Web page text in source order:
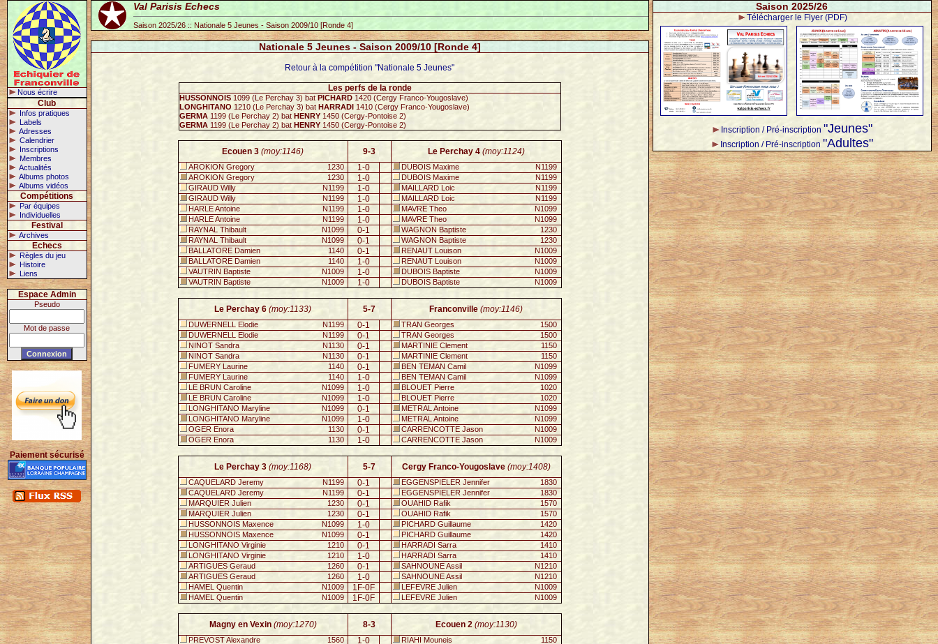
Nous écrire
Club
Infos pratiques
Labels
Adresses
Calendrier
Inscriptions
Membres
Actualités
Albums photos
Albums vidéos
Compétitions
Par équipes
Individuelles
Festival
Archives
Echecs
Règles du jeu
Histoire
Liens
Espace Admin
Pseudo
Mot de passe
Paiement sécurisé
Val Parisis Echecs
Saison 2025/26 :: Nationale 5 Jeunes - Saison 2009/10 [Ronde 4]
Nationale 5 Jeunes - Saison 2009/10 [Ronde 4]
Retour à la compétition "Nationale 5 Jeunes"
Les perfs de la ronde
HUSSONNOIS1099 (Le Perchay 3) bat PICHARD1420 (Cergy Franco-Yougoslave)
LONGHITANO 1210 (Le Perchay 3) bat HARRADI1410 (Cergy Franco-Yougoslave)
GERMA1199 (Le Perchay 2) bat HENRY1450 (Cergy-Pontoise 2)
GERMA1199 (Le Perchay 2) bat HENRY1450 (Cergy-Pontoise 2)
Ecouen 3 (moy:1146) 9-3 Le Perchay 4 (moy:1124)
AROKION Gregory 1230 1-0 DUBOIS Maxime
N1199
AROKION Gregory
1230 1-0 DUBOIS Maxime
N1199
GIRAUD Willy
N1199 1-0 MAILLARD Loic
N1199
GIRAUD Willy
N1199 1-0 MAILLARD Loic
N1199
HARLE Antoine
N1199 1-0 MAVRE Theo
N1099
HARLE Antoine
N1199 1-0 MAVRE Theo
N1099
RAYNAL Thibault
N1099 0-1 WAGNON Baptiste
1230
RAYNAL Thibault
N1099 0-1 WAGNON Baptiste
1230
BALLATORE Damien
1140 0-1 RENAUT Louison
N1009
BALLATORE Damien
1140 1-0 RENAUT Louison
N1009
VAUTRIN Baptiste
N1009 1-0 DUBOIS Baptiste
N1009
VAUTRIN Baptiste
N1009 1-0 DUBOIS Baptiste N1009
Le Perchay 6 (moy:1133) 5-7 Franconville (moy:1146)
DUWERNELL Elodie N1199 0-1 TRAN Georges
1500
DUWERNELL Elodie
N1199 0-1 TRAN Georges
1500
NINOT Sandra
N1130 0-1 MARTINIE Clement
1150
NINOT Sandra
N1130 0-1 MARTINIE Clement
1150
FUMERY Laurine
1140 0-1 BEN TEMAN Camil
N1099
FUMERY Laurine
1140 1-0 BEN TEMAN Camil
N1099
LE BRUN Caroline
N1099 1-0 BLOUET Pierre
1020
LE BRUN Caroline
N1099 1-0 BLOUET Pierre
1020
LONGHITANO Maryline
N1099 0-1 METRAL Antoine
N1099
LONGHITANO Maryline
N1099 1-0 METRAL Antoine
N1099
OGER Enora
1130 0-1 CARRENCOTTE Jason
N1009
OGER Enora
1130 1-0 CARRENCOTTE Jason N1009
Le Perchay 3 (moy:1168) 5-7 Cergy Franco-Yougoslave (moy:1408)
CAQUELARD Jeremy N1199 0-1 EGGENSPIELER Jennifer
1830
CAQUELARD Jeremy
N1199 0-1 EGGENSPIELER Jennifer
1830
MARQUIER Julien
1230 0-1 OUAHID Rafik
1570
MARQUIER Julien
1230 0-1 OUAHID Rafik
1570
HUSSONNOIS Maxence
N1099 1-0 PICHARD Guillaume
1420
HUSSONNOIS Maxence
N1099 0-1 PICHARD Guillaume
1420
LONGHITANO Virginie
1210 0-1 HARRADI Sarra
1410
LONGHITANO Virginie
1210 1-0 HARRADI Sarra
1410
ARTIGUES Geraud
1260 0-1 SAHNOUNE Assil
N1210
ARTIGUES Geraud
1260 1-0 SAHNOUNE Assil
N1210
HAMEL Quentin
N1009 1F-0F LEFEVRE Julien
N1009
HAMEL Quentin
N1009 1F-0F LEFEVRE Julien N1009
Magny en Vexin (moy:1270) 8-3 Ecouen 2 (moy:1130)
PREVOST Alexandre 1560 1-0 RIAHI Mouneis
1150
Saison 2025/26
Télécharger le Flyer (PDF)
Inscription / Pré-inscription "Jeunes"
Inscription / Pré-inscription "Adultes"